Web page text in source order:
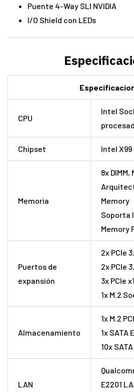
Puente 4-Way SLI NVIDIA
I/O Shield con LEDs
CPU
Intel
Chipset Intel X99
Memoria
8x DIMM,
Memory
Soporta
Memory
Puertos de
expansión
2x PCIe
2x PCIe
3x PCIe x1
1x M.2
Almacenamiento
1x M.2
1x SATA
10x
LAN
E2201